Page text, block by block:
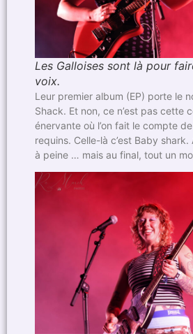
Les Galloises sont là pour
voix.
Leur premier album (EP) porte le
Shack. Et non, ce n’est pas cette
énervante où l’on fait le compte
requins. Celle-là c’est Baby
à peine … mais au final, tout un